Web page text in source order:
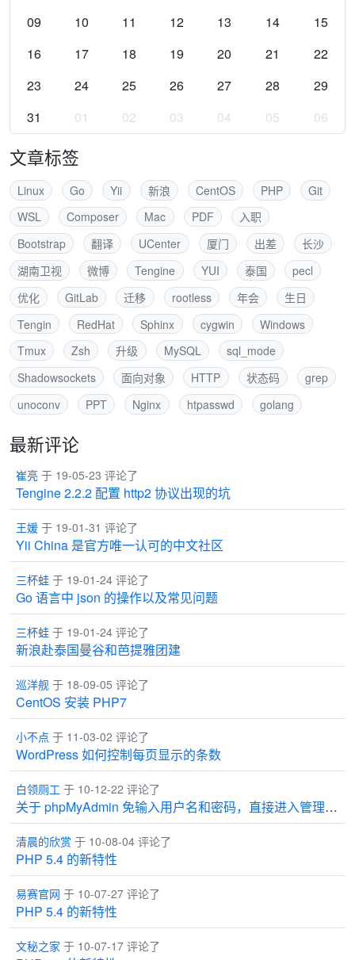
09
10 11 12 13 14
15
16
17 18 19 20 21
22
23
24 25 26 27 28
29
31
01 02 03 04 05 06
文章标签
Linux Go Yii 新浪 CentOS PHP
Git
WSL
Composer Mac PDF
入职
Bootstrap
翻译 UCenter 厦门 出差
长沙
湖南卫视
微博 Tengine YUI 泰国
pecl
优化
GitLab 迁移 rootless 年会
生日
Tengin
RedHat Sphinx cygwin
Windows
Tmux
Zsh 升级 MySQL
sql_mode
Shadowsockets
面向对象 HTTP 状态码
grep
unoconv
PPT Nginx htpasswd golang
最新评论
崔亮 于 19-05-23 评论了
Tengine 2.2.2 配置 http2 协议出现的坑
王媛 于 19-01-31 评论了
Yii China 是官方唯一认可的中文社区
三杯蛙 于 19-01-24 评论了
Go 语言中 json 的操作以及常见问题
三杯蛙 于 19-01-24 评论了
新浪赴泰国曼谷和芭提雅团建
巡洋舰 于 18-09-05 评论了
CentOS 安装 PHP7
小不点 于 11-03-02 评论了
WordPress 如何控制每页显示的条数
白领厕工 于 10-12-22 评论了
关于 phpMyAdmin 免输入用户名和密码，直接进入管理界面
清晨的欣赏 于 10-08-04 评论了
PHP 5.4 的新特性
易赛官网 于 10-07-27 评论了
PHP 5.4 的新特性
文秘之家 于 10-07-17 评论了